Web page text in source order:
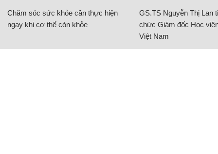
Chăm sóc sức khỏe cần thực hiện
ngay khi cơ thể còn khỏe
GS.TS Nguyễn Thị Lan
chức Giám đốc Học
Việt Nam